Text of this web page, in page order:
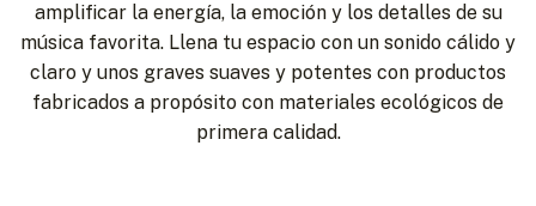
amplificar la energía, la emoción y los detalles de su
música favorita. Llena tu espacio con un sonido cálido y
claro y unos graves suaves y potentes con productos
fabricados a propósito con materiales ecológicos de
primera calidad.